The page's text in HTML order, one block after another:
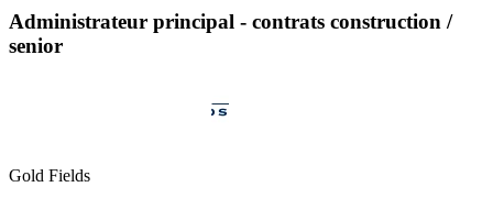
Administrateur principal - contrats construction /
senior
Gold Fields